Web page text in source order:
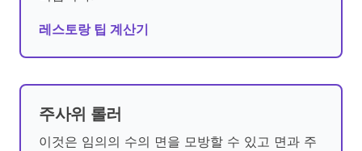
레스토랑 팁 계산기
주사위 롤러
이것은 임의의 수의 면을 모방할 수 있고 면과 주